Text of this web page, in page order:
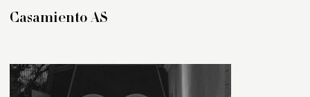
Casamiento AS